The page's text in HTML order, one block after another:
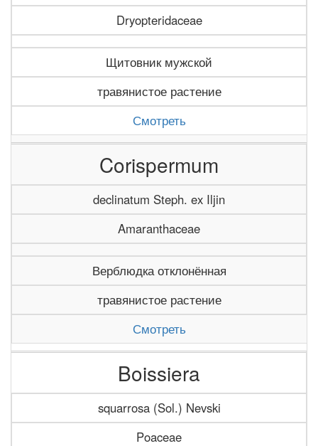
Dryopteridaceae
Щитовник мужской
травянистое растение
Смотреть
Corispermum
declinatum Steph. ex Iljin
Amaranthaceae
Верблюдка отклонённая
травянистое растение
Смотреть
Boissiera
squarrosa (Sol.) Nevski
Poaceae